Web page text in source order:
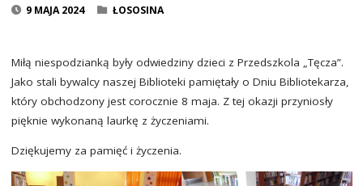
9 MAJA 2024 ŁOSOSINA
Miłą niespodzianką były odwiedziny dzieci z Przedszkola „Tęcza”.
Jako stali bywalcy naszej Biblioteki pamiętały o Dniu Bibliotekarza,
który obchodzony jest corocznie 8 maja. Z tej okazji przyniosły
pięknie wykonaną laurkę z życzeniami.
Dziękujemy za pamięć i życzenia.